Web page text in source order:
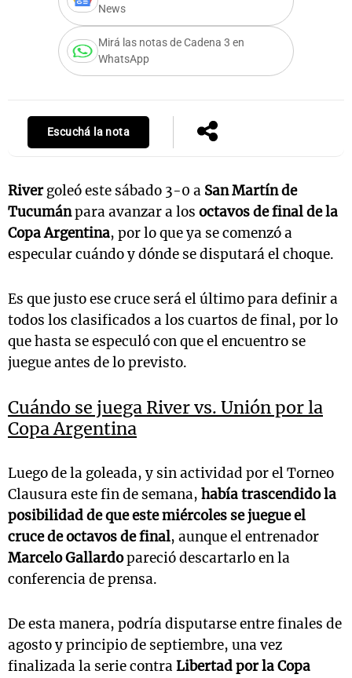
News
Mirá las notas de Cadena 3 en
WhatsApp
Escuchá la nota
Rivergoleó este sábado 3-0 a San Martín de
Tucumánpara avanzar a los octavos de final de la
Copa Argentina, por lo que ya se comenzó a
especular cuándo y dónde se disputará el choque.
Es que justo ese cruce será el último para definir a
todos los clasificados a los cuartos de final, por lo
que hasta se especuló con que el encuentro se
juegue antes de lo previsto.
Cuándo se juega River vs. Unión por la
Copa Argentina
Luego de la goleada, y sin actividad por el Torneo
Clausura este fin de semana, había trascendido la
posibilidad de que este miércoles se juegue el
cruce de octavos de final, aunque el entrenador
Marcelo Gallardopareció descartarlo en la
conferencia de prensa.
De esta manera, podría disputarse entre finales de
agosto y principio de septiembre, una vez
finalizada la serie contraLibertad por la Copa
Mundial 2026